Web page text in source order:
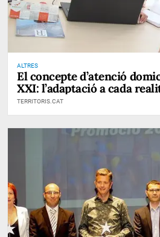
ALTRES
El concepte d’atenció
XXI: l’adaptació a cada
TERRITORIS.CAT